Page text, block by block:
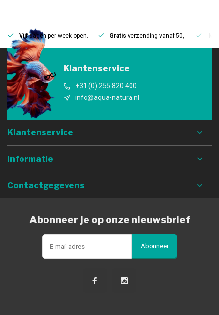
Vijfdagen per week open. Gratis verzending vanaf 50,-
Klantenservice
+31 (0) 255 820 400
info@aqua-natura.nl
Klantenservice
Informatie
Contactgegevens
Abonneer je op onze nieuwsbrief
Abonneer